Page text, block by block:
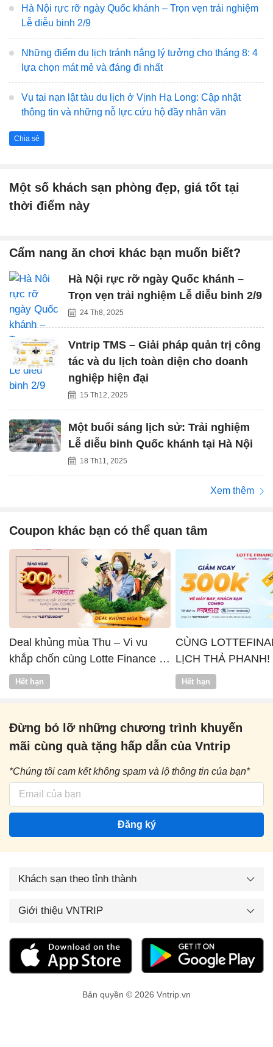
Hà Nội rực rỡ ngày Quốc khánh – Trọn vẹn trải nghiệm
Lễ diễu binh 2/9
Những điểm du lịch tránh nắng lý tưởng cho tháng 8: 4
lựa chọn mát mẻ và đáng đi nhất
Vụ tai nạn lật tàu du lịch ở Vịnh Hạ Long: Cập nhật
thông tin và những nỗ lực cứu hộ đầy nhân văn
Chia sẻ
Một số khách sạn phòng đẹp, giá tốt tại
thời điểm này
Cẩm nang ăn chơi khác bạn muốn biết?
Hà Nội rực rỡ ngày Quốc khánh –
Trọn vẹn trải nghiệm Lễ diễu binh 2/9
24 Th8, 2025
Vntrip TMS – Giải pháp quản trị công
tác và du lịch toàn diện cho doanh
nghiệp hiện đại
15 Th12, 2025
Một buổi sáng lịch sử: Trải nghiệm
Lễ diễu binh Quốc khánh tại Hà Nội
18 Th11, 2025
Xem thêm
Coupon khác bạn có thể quan tâm
Deal khủng mùa Thu – Vi vu
khắp chốn cùng Lotte Finance x
Vntrip
Hết hạn
CÙNG
LỊCH THẢ PHANH!
Hết hạn
Đừng bỏ lỡ những chương trình khuyến
mãi cùng quà tặng hấp dẫn của Vntrip
*Chúng tôi cam kết không spam và lộ thông tin của bạn*
Đăng ký
Khách sạn theo tỉnh thành
Giới thiệu VNTRIP
Bản quyền © 2026 Vntrip.vn